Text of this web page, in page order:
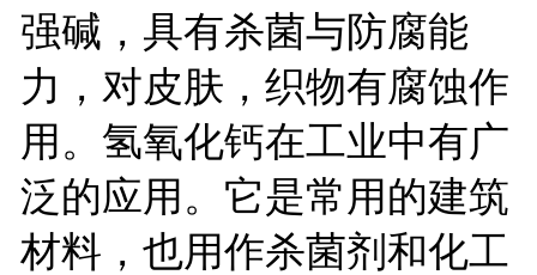
强碱，具有杀菌与防腐能
力，对皮肤，织物有腐蚀作
用。氢氧化钙在工业中有广
泛的应用。它是常用的建筑
材料，也用作杀菌剂和化工